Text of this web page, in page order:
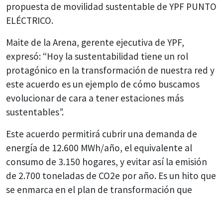
propuesta de movilidad sustentable de YPF PUNTO
ELÉCTRICO.
Maite de la Arena, gerente ejecutiva de YPF,
expresó: “Hoy la sustentabilidad tiene un rol
protagónico en la transformación de nuestra red y
este acuerdo es un ejemplo de cómo buscamos
evolucionar de cara a tener estaciones más
sustentables”.
Este acuerdo permitirá cubrir una demanda de
energía de 12.600 MWh/año, el equivalente al
consumo de 3.150 hogares, y evitar así la emisión
de 2.700 toneladas de CO2e por año. Es un hito que
se enmarca en el plan de transformación que